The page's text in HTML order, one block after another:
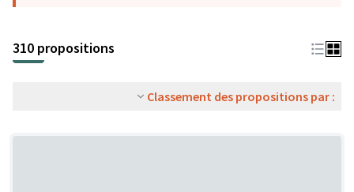
310 propositions
Classement des propositions par :